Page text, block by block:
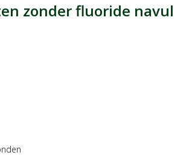
zonder fluoride navul